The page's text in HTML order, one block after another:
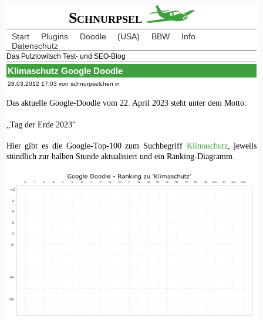
Schnurpsel
Start Plugins Doodle (USA) BBW
Info
Datenschutz
Das Putzlowitsch Test- und SEO-Blog
Klimaschutz Google Doodle
28.03.2012 17:03 von schnurpselchen in
Das aktuelle Google-Doodle vom 22. April 2023 steht unter dem Motto:
„Tag der Erde 2023“
Hier gibt es die Google-Top-100 zum Suchbegriff Klimaschutz, jeweils
stündlich zur halben Stunde aktualisiert und ein Ranking-Diagramm.